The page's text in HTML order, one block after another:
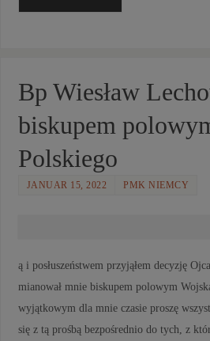
Bp Wiesław
biskupem
Polskiego
JANUAR 15, 2022 PMK NIEMCY
ą i posłuszeństwem przyjąłem decyzję
mianował mnie biskupem polowym
wyjątkowym dla mnie czasie proszę
się z tą prośbą bezpośrednio do tych, z